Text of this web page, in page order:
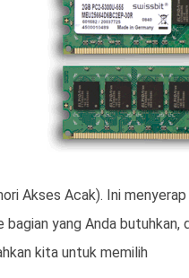
Akses Acak). Ini
bagian yang Anda butuhkan,
kita untuk memilih